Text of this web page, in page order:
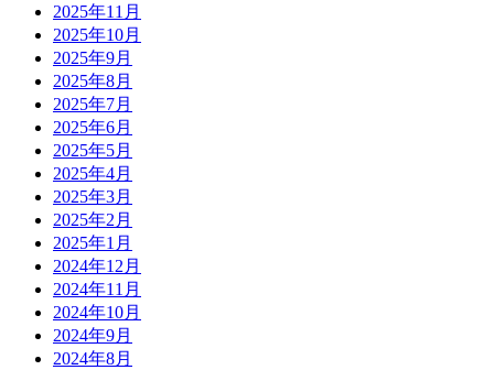
2025年11月
2025年10月
2025年9月
2025年8月
2025年7月
2025年6月
2025年5月
2025年4月
2025年3月
2025年2月
2025年1月
2024年12月
2024年11月
2024年10月
2024年9月
2024年8月